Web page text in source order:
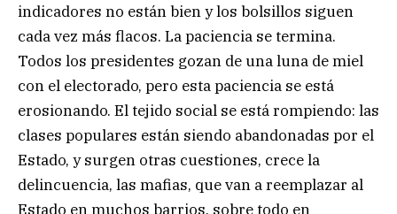
indicadores no están bien y los bolsillos siguen
cada vez más flacos. La paciencia se termina.
Todos los presidentes gozan de una luna de miel
con el electorado, pero esta paciencia se está
erosionando. El tejido social se está rompiendo: las
clases populares están siendo abandonadas por el
Estado, y surgen otras cuestiones, crece la
delincuencia, las mafias, que van a reemplazar al
Estado en muchos barrios, sobre todo en